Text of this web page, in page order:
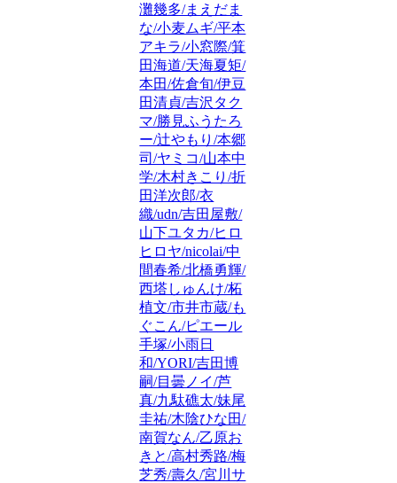
灘幾多/まえだま
な/小麦ムギ/平本
アキラ/小窓際/箕
田海道/天海夏矩/
本田/佐倉旬/伊豆
田清貞/吉沢タク
マ/勝見ふうたろ
ー/辻やもり/本郷
司/ヤミコ/山本中
学/木村きこり/折
田洋次郎/衣
織/udn/吉田屋敷/
山下ユタカ/ヒロ
ヒロヤ/nicolai/中
間春希/北橋勇輝/
西塔しゅんけ/柘
植文/市井市蔵/も
ぐこん/ピエール
手塚/小雨日
和/YORI/吉田博
嗣/目曇ノイ/芦
真/九駄礁太/妹尾
圭祐/木陰ひな田/
南賀なん/乙原お
きと/高村秀路/梅
芝秀/壽久/宮川サ